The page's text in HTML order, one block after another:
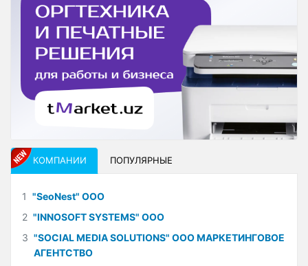
КОМПАНИИ ПОПУЛЯРНЫЕ
1 "SeoNest" ООО
2 "INNOSOFT SYSTEMS" ООО
3 "SOCIAL MEDIA SOLUTIONS" ООО МАРКЕТИНГОВОЕ
АГЕНТСТВО